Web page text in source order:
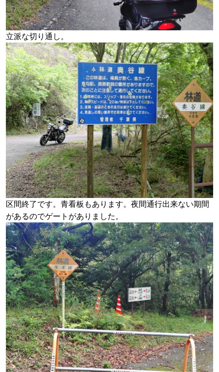
立派な切り通し。
区間終了です。青看板もあります。夜間通行出来ない期間
があるのでゲートがありました。